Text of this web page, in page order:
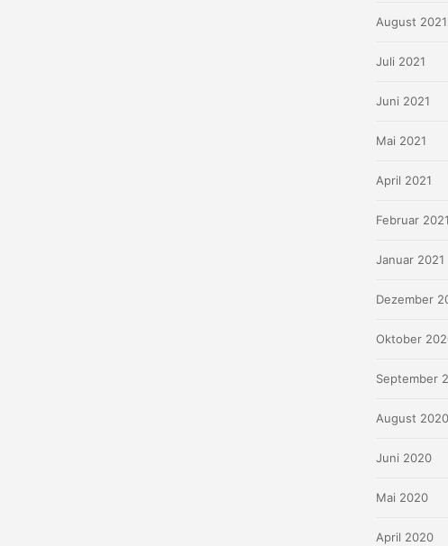
August 2021
Juli 2021
Juni 2021
Mai 2021
April 2021
Februar 2021
Januar 2021
Dezember
Oktober
September
August 2020
Juni 2020
Mai 2020
April 2020